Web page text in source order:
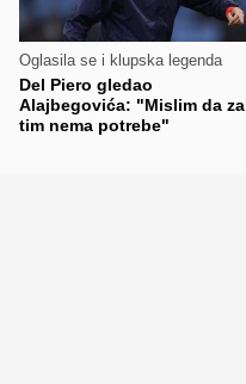
Oglasila se i klupska legenda
Del Piero gledao
Alajbegovića: "Mislim da za
tim nema potrebe"